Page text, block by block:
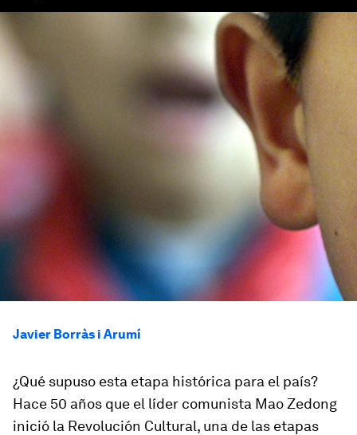
Javier Borràs i Arumí
¿Qué supuso esta etapa histórica para el país?
Hace 50 años que el líder comunista Mao Zedong
inició la Revolución Cultural, una de las etapas